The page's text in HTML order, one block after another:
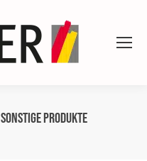
Sonstige Produkte